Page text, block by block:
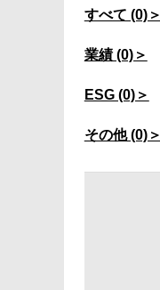
すべて (0)＞
業績 (0)＞
ESG (0)＞
その他 (0)＞